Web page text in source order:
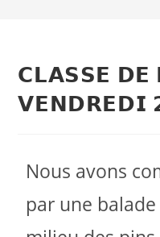
𝗖𝗟𝗔𝗦𝗦𝗘 𝗗𝗘
𝗩𝗘𝗡𝗗𝗥𝗘𝗗𝗜
Nous avons
par une